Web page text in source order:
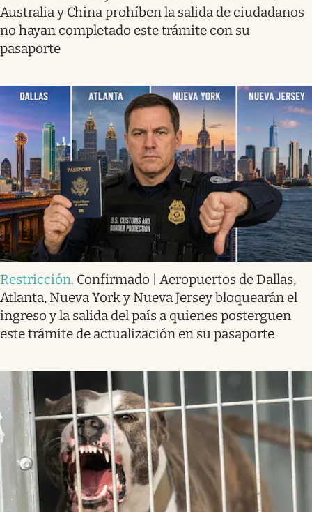
Australia y China prohíben la salida de ciudadanos
no hayan completado este trámite con su
pasaporte
Restricción. Confirmado | Aeropuertos de Dallas,
Atlanta, Nueva York y Nueva Jersey bloquearán el
ingreso y la salida del país a quienes posterguen
este trámite de actualización en su pasaporte